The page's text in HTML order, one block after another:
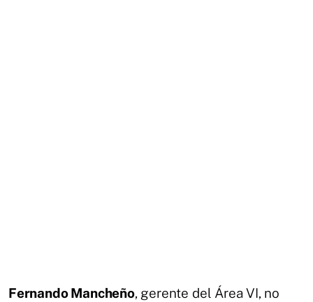
Fernando Mancheño, gerente del Área VI, no